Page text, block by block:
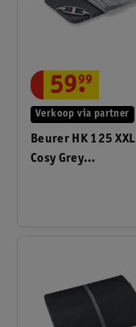
Beurer HK 125 XXL
Cosy Grey
Verkoop via partner
59.
99